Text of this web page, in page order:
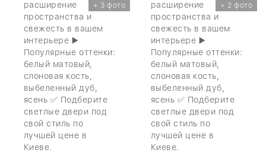
+ 3 фото + 2 фото